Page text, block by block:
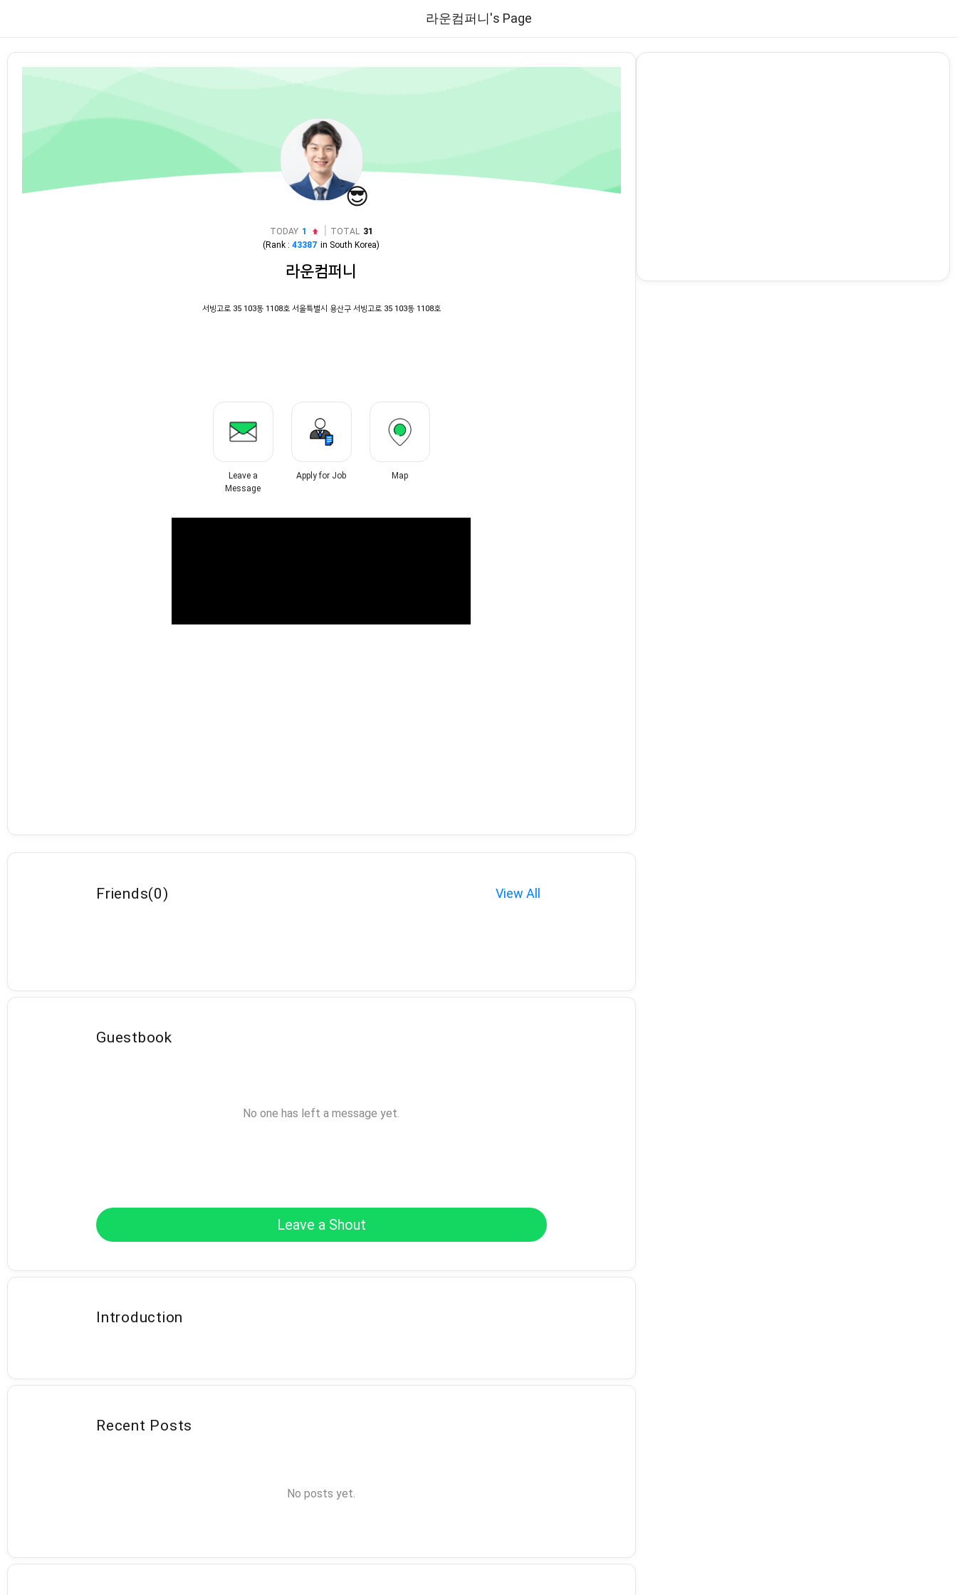
라운컴퍼니's Page
😎
TODAY 1 TOTAL 31
(Rank :43387 in South Korea)
라운컴퍼니
서빙고로 35 103동 1108호 서울특별시 용산구 서빙고로 35 103동 1108호
Leave a
Message
Apply for Job Map
Friends(0) View All
Guestbook
No one has left a message yet.
Leave a Shout
Introduction
Recent Posts
No posts yet.